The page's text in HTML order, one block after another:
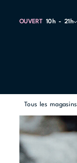
OUVERT 10h 21h
Tous les magasins